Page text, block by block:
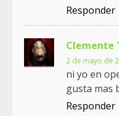
Responder
Clemente
2 de mayo de
ni yo en
gusta mas
Responder